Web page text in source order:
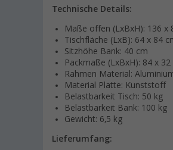
Technische Details:
Maße offen (LxBxH): 136 x
Tischfläche (LxB): 64 x 84
Sitzhöhe Bank: 40 cm
Packmaße (LxBxH): 84 x 32
Rahmen Material:
Material Platte: Kunststoff
Belastbarkeit Tisch: 50 kg
Belastbarkeit Bank: 100 kg
Gewicht: 6,5 kg
Lieferumfang: